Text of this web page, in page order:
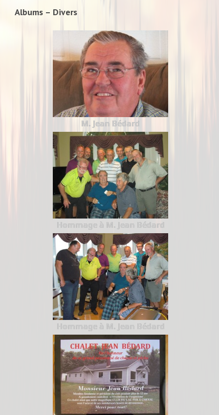
Albums – Divers
M. Jean Bédard
Hommage à M. Jean Bédard
Hommage à M. Jean Bédard